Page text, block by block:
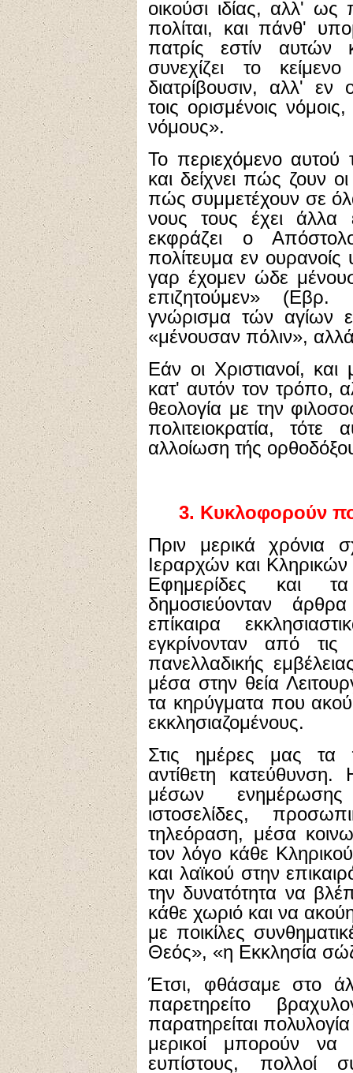
οικούσι ιδίας, αλλ' ως
πολίται, και πάνθ'
πατρίς εστίν
συνεχίζει το
διατρίβουσιν, αλλ' εν
τοις ορισμένοις νόμοις,
νόμους».
Το περιεχόμενο αυτού
και δείχνει πώς ζουν
πώς συμμετέχουν σε
νους τους έχει άλλα
εκφράζει ο
πολίτευμα εν
γαρ έχομεν ώδε
επιζητούμεν» (Εβρ.
γνώρισμα τών αγίων
«μένουσαν πόλιν»,
Εάν οι Χριστιανοί,
κατ' αυτόν τον τρόπο,
θεολογία με την
πολιτειοκρατία, τότε
αλλοίωση τής
3. Κυκλοφορούν
Πριν μερικά χρόνια
Ιεραρχών και
Εφημερίδες και τα
δημοσιεύονταν
επίκαιρα
εγκρίνονταν από
πανελλαδικής
μέσα στην θεία
τα κηρύγματα που
εκκλησιαζομένους.
Στις ημέρες μας τα
αντίθετη
μέσων ενημέρωσης
ιστοσελίδες,
τηλεόραση, μέσα
τον λόγο κάθε
και λαϊκού στην
την δυνατότητα να
κάθε χωριό και να
με ποικίλες
Θεός», «η Εκκλησία
Έτσι, φθάσαμε στο
παρετηρείτο
παρατηρείται
μερικοί μπορούν
ευπίστους, πολλοί